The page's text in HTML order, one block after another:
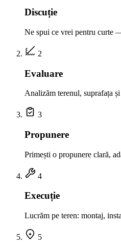
Discuție
Ne spui ce vrei pentru curte
2
Evaluare
Analizăm terenul, suprafața
3
Propunere
Primești o propunere clară,
4
Execuție
Lucrăm pe teren: montaj,
5